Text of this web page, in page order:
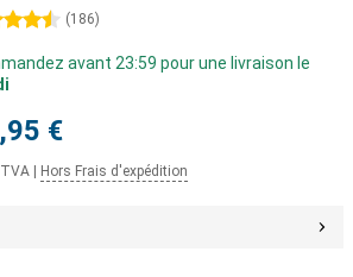
(186)
avant 23:59 pour une livraison le
€
Hors Frais d'expédition